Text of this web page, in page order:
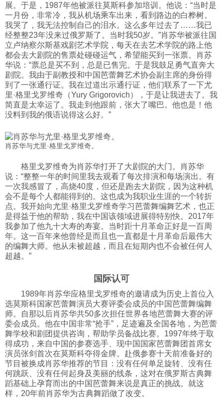
展。于是，1987年他被派往莫斯科参加培训。他说：“当时是
一月份，非常冷，我从机场乘车出来，看到路边的白桦树。
我哭了，我无法控制自己的泪水。这么多年过去了……我已
经整整23年没来过俄罗斯了。当时我50岁。”肖苏华被派往国
立卢纳察尔斯基戏剧艺术学院，每天在去艺术学院的路上他
都会去大剧院的售票处碰碰运气，希望能买到一张票。肖苏
华说：“票总是买不到，总是已售完。于是我鼓足勇气直奔大
剧院。我由于副教授和中国芭蕾舞艺术协会副主席的身份得
到了一张通行证。我在过道出示通行证，他们联系了一下尤
里·格里戈罗维奇（Yury Grigorovich），于是让我进去了。我
简直是太幸运了。我走到他跟前，张大了嘴巴。他也是！他
没料到我的俄语说得这么好。”
肖苏华与尤里·格里戈罗维奇。
格里戈罗维奇为肖苏华打开了大剧院的大门。肖苏华
说：“整整一年的时间里我去观看了每次排演和每场演出。有
一次我感冒了，高烧40度，但还是跑去大剧院，因为这种机
会不是每个人都能得到的。这也成为我职业生涯的一个转折
点。我开始向尤里·格里戈罗维奇学习芭蕾舞编舞艺术，也正
是得益于他的帮助，我在中国该领域进展得特别快。2017年
我参加了他九十大寿的寿宴。当时距十月革命正好是一百周
年。这一百年来他曾经是而且也一直都是十月革命后最伟大
的编舞大师。他从未被超越，而且在短期内也不会被任何人
超越。”
国际认可
1989年肖苏华应格里戈罗维奇的邀请成为历史上首位入
选莫斯科国家芭蕾舞演员大赛评委会成员的中国芭蕾舞编舞
师。自那以后肖苏华共50多次担任世界各地芭蕾舞大赛的评
委会成员。他在中国非常“抢手”，足迹遍及全国各地，为芭蕾
舞学校和剧团提供咨询，帮助学员备战比赛。1997年终于取
得成功，来自中国的参赛选手、现中国国家芭蕾舞团首席女
演员张剑首次在莫斯科夺得金牌。赴俄参赛十天前准备好的
节目被换成肖苏华推荐的节目：没有任何单足旋转、没有任
何跳跃、没有任何起身及美丽的线条，这对在俄罗斯古典舞
蹈基础上孕育而出的中国芭蕾舞来说是真正的挑战。就这
样，20年前肖苏华为古典舞蹈做了改变。